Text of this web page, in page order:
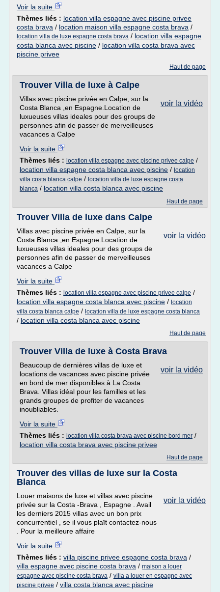
Voir la suite
Thèmes liés : location villa espagne avec piscine privee
costa brava / location maison villa espagne costa brava /
location villa de luxe espagne costa brava / location villa espagne
costa blanca avec piscine / location villa costa brava avec
piscine privee
Haut de page
Trouver Villa de luxe à Calpe
voir la vidéo
Villas avec piscine privée en Calpe, sur la
Costa Blanca ,en Espagne.Location de
luxueuses villas ideales pour des groups de
personnes afin de passer de merveilleuses
vacances a Calpe
Voir la suite
Thèmes liés : location villa espagne avec piscine privee calpe /
location villa espagne costa blanca avec piscine / location
villa costa blanca calpe / location villa de luxe espagne costa
blanca / location villa costa blanca avec piscine
Haut de page
Trouver Villa de luxe dans Calpe
voir la vidéo
Villas avec piscine privée en Calpe, sur la
Costa Blanca ,en Espagne.Location de
luxueuses villas ideales pour des groups de
personnes afin de passer de merveilleuses
vacances a Calpe
Voir la suite
Thèmes liés : location villa espagne avec piscine privee calpe /
location villa espagne costa blanca avec piscine / location
villa costa blanca calpe / location villa de luxe espagne costa blanca
/ location villa costa blanca avec piscine
Haut de page
Trouver Villa de luxe à Costa Brava
voir la vidéo
Beaucoup de dernières villas de luxe et
locations de vacances avec piscine privée
en bord de mer disponibles à La Costa
Brava. Villas idéal pour les familles et les
grands groupes de profiter de vacances
inoubliables.
Voir la suite
Thèmes liés : location villa costa brava avec piscine bord mer /
location villa costa brava avec piscine privee
Haut de page
Trouver des villas de luxe sur la Costa
Blanca
voir la vidéo
Louer maisons de luxe et villas avec piscine
privée sur la Costa -Brava , Espagne . Avail
les derniers 2015 villas avec un bon prix
concurrentiel , se il vous plaît contactez-nous
. Pour la meilleure affaire
Voir la suite
Thèmes liés : villa piscine privee espagne costa brava /
villa espagne avec piscine costa brava / maison a louer
espagne avec piscine costa brava / villa a louer en espagne avec
piscine privee / villa costa blanca avec piscine